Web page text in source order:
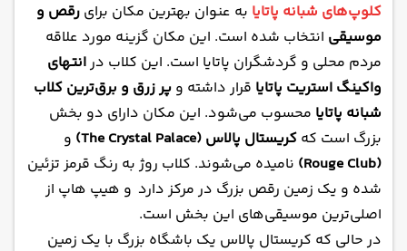
کلوپ‌های شبانه پاتایا به عنوان بهترین مکان برای رقص و
موسیقی انتخاب شده است. این مکان گزینه مورد علاقه
مردم محلی و گردشگران پاتایا است. این کلاب درانتهای
واکینگ استریت پاتایا قرار داشته و پر زرق و برق‌ترین کلاب
شبانه پاتایا محسوب می‌شود. این مکان دارای دو بخش
بزرگ است که کریستال پالاس (The Crystal Palace)
و
(Rouge Club)
نامیده می‌شوند. کلاب روژ به رنگ قرمز تزئین
شده و یک زمین رقص بزرگ در مرکز دارد و هیپ هاپ از
اصلی‌ترین موسیقی‌های این بخش است.
در حالی که کریستال پالاس یک باشگاه بزرگ با یک زمین